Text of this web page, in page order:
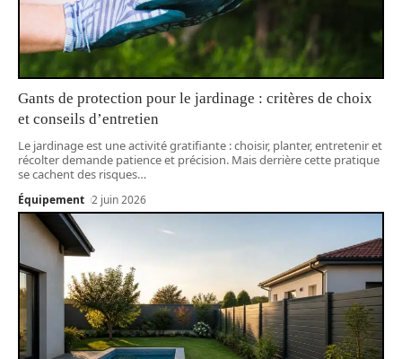
Gants de protection pour le jardinage : critères de choix
et conseils d’entretien
Le jardinage est une activité gratifiante : choisir, planter, entretenir et
récolter demande patience et précision. Mais derrière cette pratique
se cachent des risques…
Équipement 2 juin 2026